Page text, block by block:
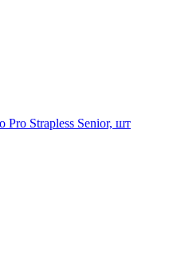
Strapless Senior, шт